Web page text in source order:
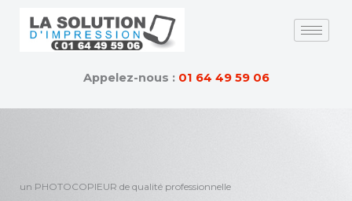
Appelez-nous : 01 64 49 59 06
un PHOTOCOPIEUR de qualité professionnelle